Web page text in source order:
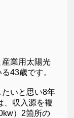
業用太陽光
43歳です。
いと思い8年
、収入源を複
）2箇所の